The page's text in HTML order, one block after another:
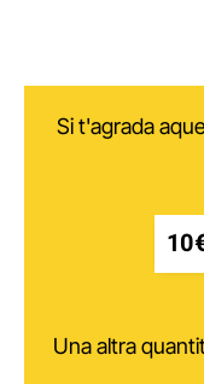
Si t'agrada
Una altra